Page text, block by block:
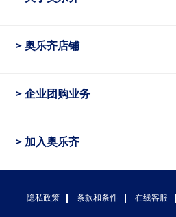
奥乐齐店铺
企业团购业务
加入奥乐齐
隐私政策 条款和条件 在线客服